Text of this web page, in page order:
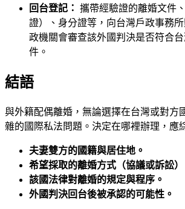
回台登記： 攜帶經驗證的離婚文件
證）、身分證等，向台灣戶政事務
政機關會審查該外國判決是否符合
件。
結語
與外籍配偶離婚，無論選擇在台灣或對方
雜的國際私法問題。決定在哪裡辦理，應
夫妻雙方的國籍與居住地。
希望採取的離婚方式（協議或訴訟）
該國法律對離婚的規定與程序。
外國判決回台後被承認的可能性。